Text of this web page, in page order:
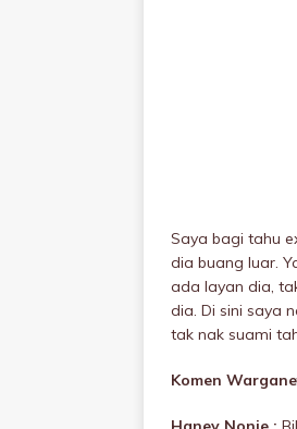
Saya bagi tahu
dia buang luar.
ada layan dia,
dia. Di sini saya
tak nak suami
Komen